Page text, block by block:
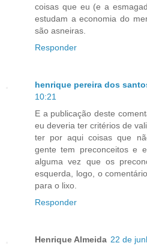
coisas que eu (e a
estudam a economia do
são asneiras.
Responder
henrique pereira dos
10:21
E a publicação deste
eu deveria ter critérios de
ter por aqui coisas que
gente tem preconceitos e
alguma vez que os
esquerda, logo, o
para o lixo.
Responder
Henrique Almeida 22 de